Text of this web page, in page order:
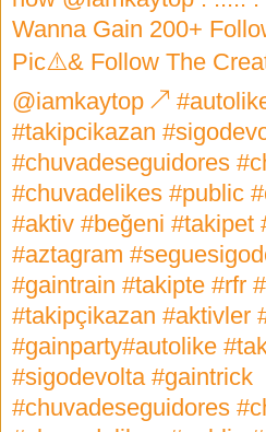
Wanna Gain 200+
Pic⚠️& Follow The
@iamkaytop ↗
#takipcikazan
#chuvadeseguidores
#chuvadelikes #public
#aktiv #beğeni #takipet
#aztagram
#gaintrain #takipte #rfr
#takipçikazan #aktivler
#gainparty#autolike
#sigodevolta #gaintrick
#chuvadeseguidores